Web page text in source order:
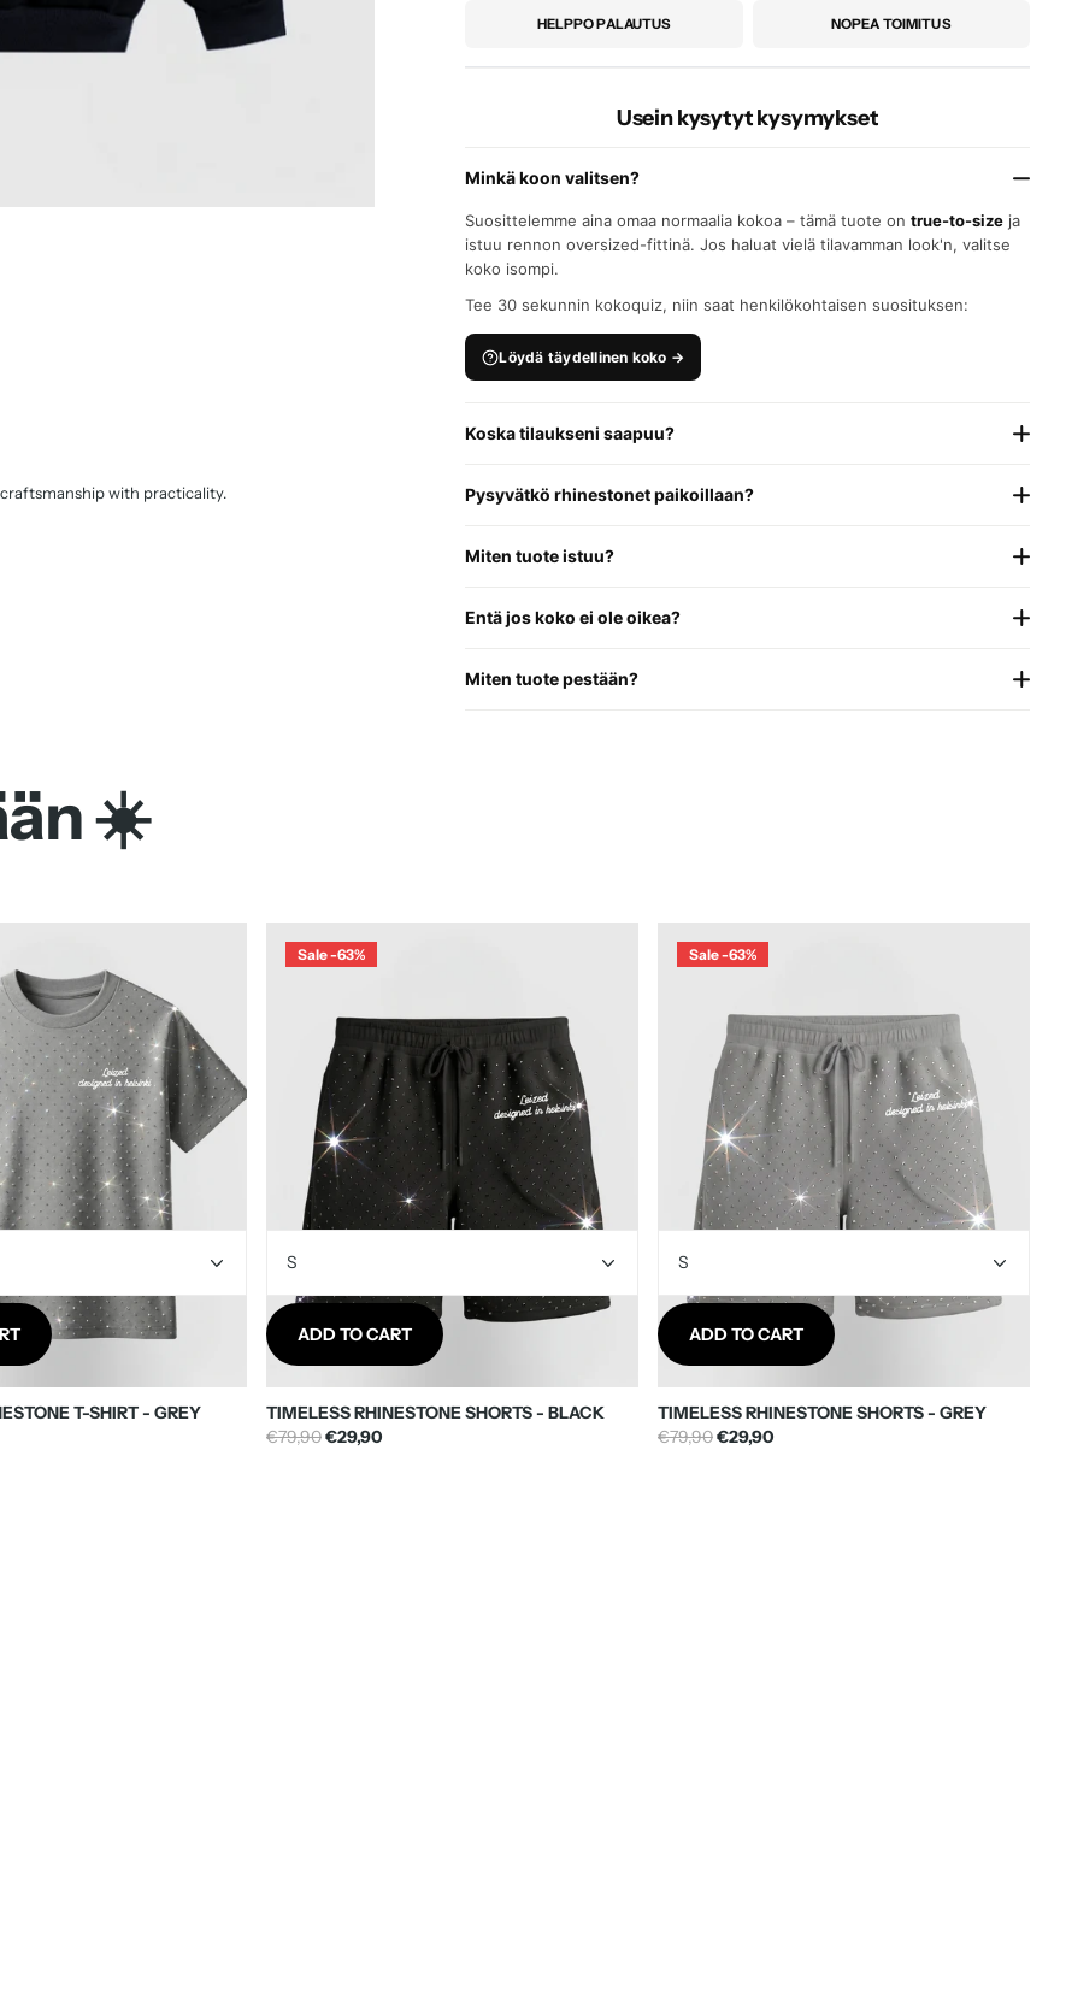
with practicality.
is our priority. Shop with confidence!
XXS
XS
HELPPO PALAUTUS NOPEA TOIMITUS
Usein kysytyt kysymykset
Minkä koon valitsen?
Suosittelemme aina omaa normaalia kokoa – tämä tuote ontrue-to-size ja
istuu rennon oversized-fittinä. Jos haluat vielä tilavamman look'n, valitse
koko isompi.
Tee 30 sekunnin kokoquiz, niin saat henkilökohtaisen suosituksen:
Löydä täydellinen koko →
Koska tilaukseni saapuu?
Pysyvätkö rhinestonet paikoillaan?
Miten tuote istuu?
Entä jos koko ei ole oikea?
Miten tuote pestään?
☀️
T-SHIRT - GREY
Sale -63%
ADD TO CART
TIMELESS RHINESTONE SHORTS - BLACK
€79,90€29,90
Sale -63%
ADD TO CART
TIMELESS RHINESTONE SHORTS - GREY
€79,90€29,90